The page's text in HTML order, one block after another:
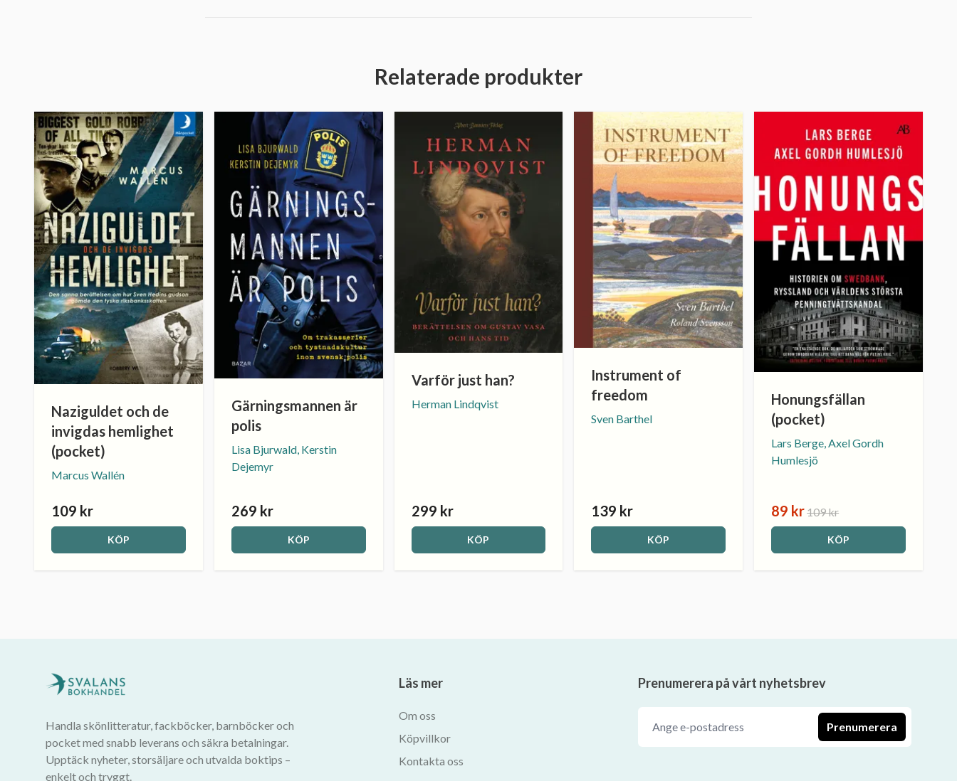
Relaterade produkter
Naziguldet och de
invigdas hemlighet
(pocket)
Marcus Wallén
109 kr
KÖP
Gärningsmannen är
polis
Lisa Bjurwald, Kerstin
Dejemyr
269 kr
KÖP
Varför just han?
Herman Lindqvist
299 kr
KÖP
Instrument of
freedom
Sven Barthel
139 kr
KÖP
Honungsfällan
(pocket)
Lars Berge, Axel Gordh
Humlesjö
89 kr109 kr
KÖP
Handla skönlitteratur, fackböcker, barnböcker och
pocket med snabb leverans och säkra betalningar.
Upptäck nyheter, storsäljare och utvalda boktips –
enkelt och tryggt.
Läs mer
Om oss
Köpvillkor
Kontakta oss
Prenumerera på vårt nyhetsbrev
Prenumerera